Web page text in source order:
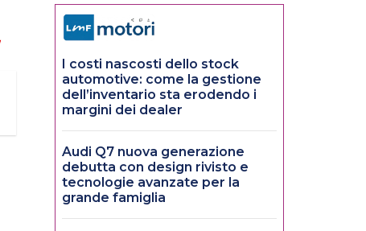
I costi nascosti dello stock
automotive: come la gestione
dell’inventario sta erodendo i
margini dei dealer
Audi Q7 nuova generazione
debutta con design rivisto e
tecnologie avanzate per la
grande famiglia